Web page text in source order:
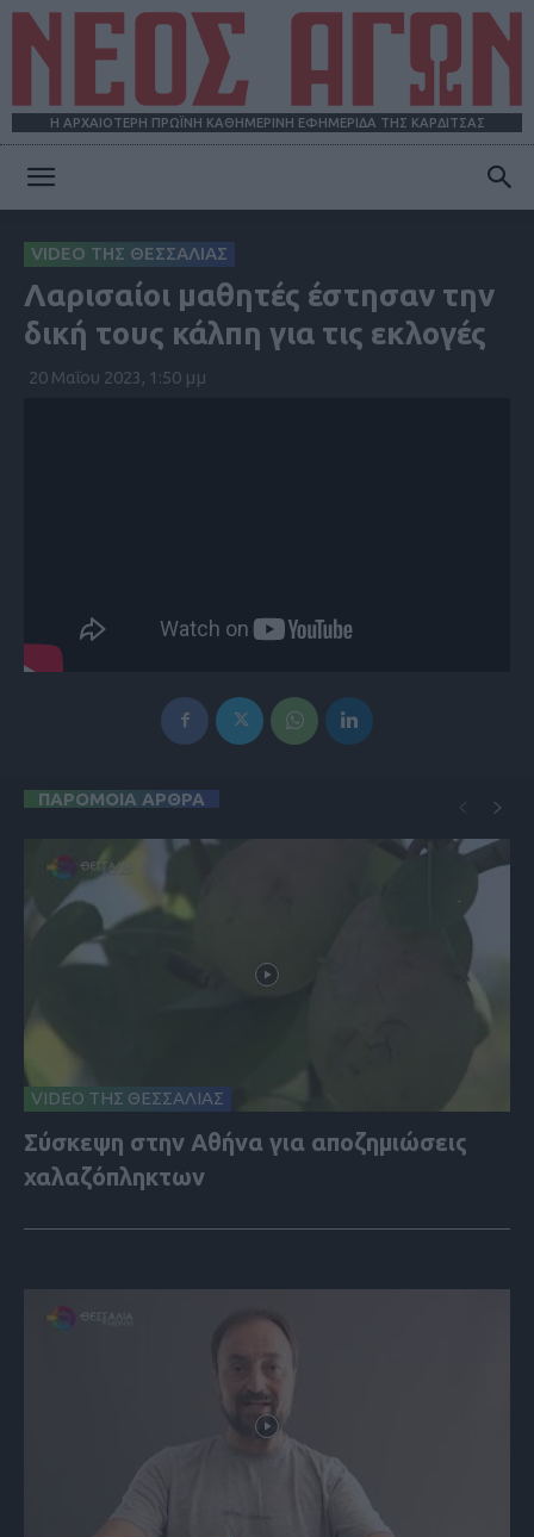
Η ΑΡΧΑΙΟΤΕΡΗ ΠΡΩΪΝΗ ΚΑΘΗΜΕΡΙΝΗ ΕΦΗΜΕΡΙΔΑ ΤΗΣ ΚΑΡΔΙΤΣΑΣ
ΑΓΩΝ
VIDEO ΤΗΣ ΘΕΣΣΑΛΙΑΣ
Λαρισαίοι μαθητές έστησαν την
δική τους κάλπη για τις εκλογές
20 Μαΐου 2023, 1:50 μμ
ΠΑΡΟΜΟΙΑ ΑΡΘΡΑ
VIDEO ΤΗΣ ΘΕΣΣΑΛΙΑΣ
Σύσκεψη στην Αθήνα για αποζημιώσεις
χαλαζόπληκτων